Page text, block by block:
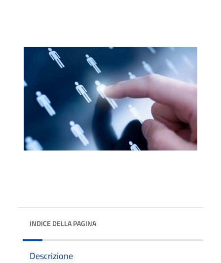
INDICE DELLA PAGINA
Descrizione